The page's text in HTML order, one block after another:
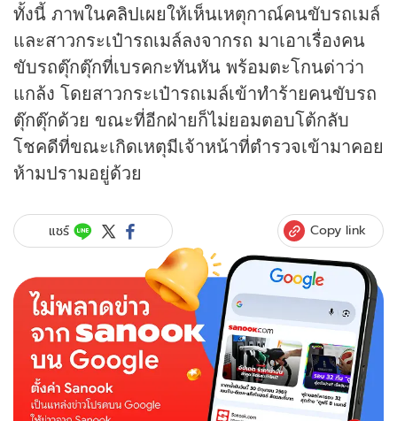
ทั้งนี้ ภาพในคลิปเผยให้เห็นเหตุกาณ์คนขับรถเมล์
และสาวกระเป๋ารถเมล์ลงจากรถ มาเอาเรื่องคน
ขับรถตุ๊กตุ๊กที่เบรคกะทันหัน พร้อมตะโกนด่าว่า
แกล้ง โดยสาวกระเป๋ารถเมล์เข้าทำร้ายคนขับรถ
ตุ๊กตุ๊กด้วย ขณะที่อีกฝ่ายก็ไม่ยอมตอบโต้กลับ
โชคดีที่ขณะเกิดเหตุมีเจ้าหน้าที่ตำรวจเข้ามาคอย
ห้ามปรามอยู่ด้วย
แชร์ Copy link